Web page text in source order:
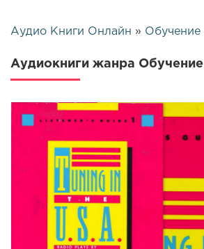
Аудио Книги Онлайн » Обучение
Аудиокниги жанра Обучение